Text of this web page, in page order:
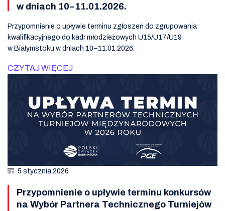
w dniach 10–11.01.2026.
Przypomnienie o upływie terminu zgłoszeń do zgrupowania
kwalifikacyjnego do kadr młodzieżowych U15/U17/U19
w Białymstoku w dniach 10–11.01.2026.
CZYTAJ WIĘCEJ
5 stycznia 2026
Przypomnienie o upływie terminu konkursów
na Wybór Partnera Technicznego Turniejów